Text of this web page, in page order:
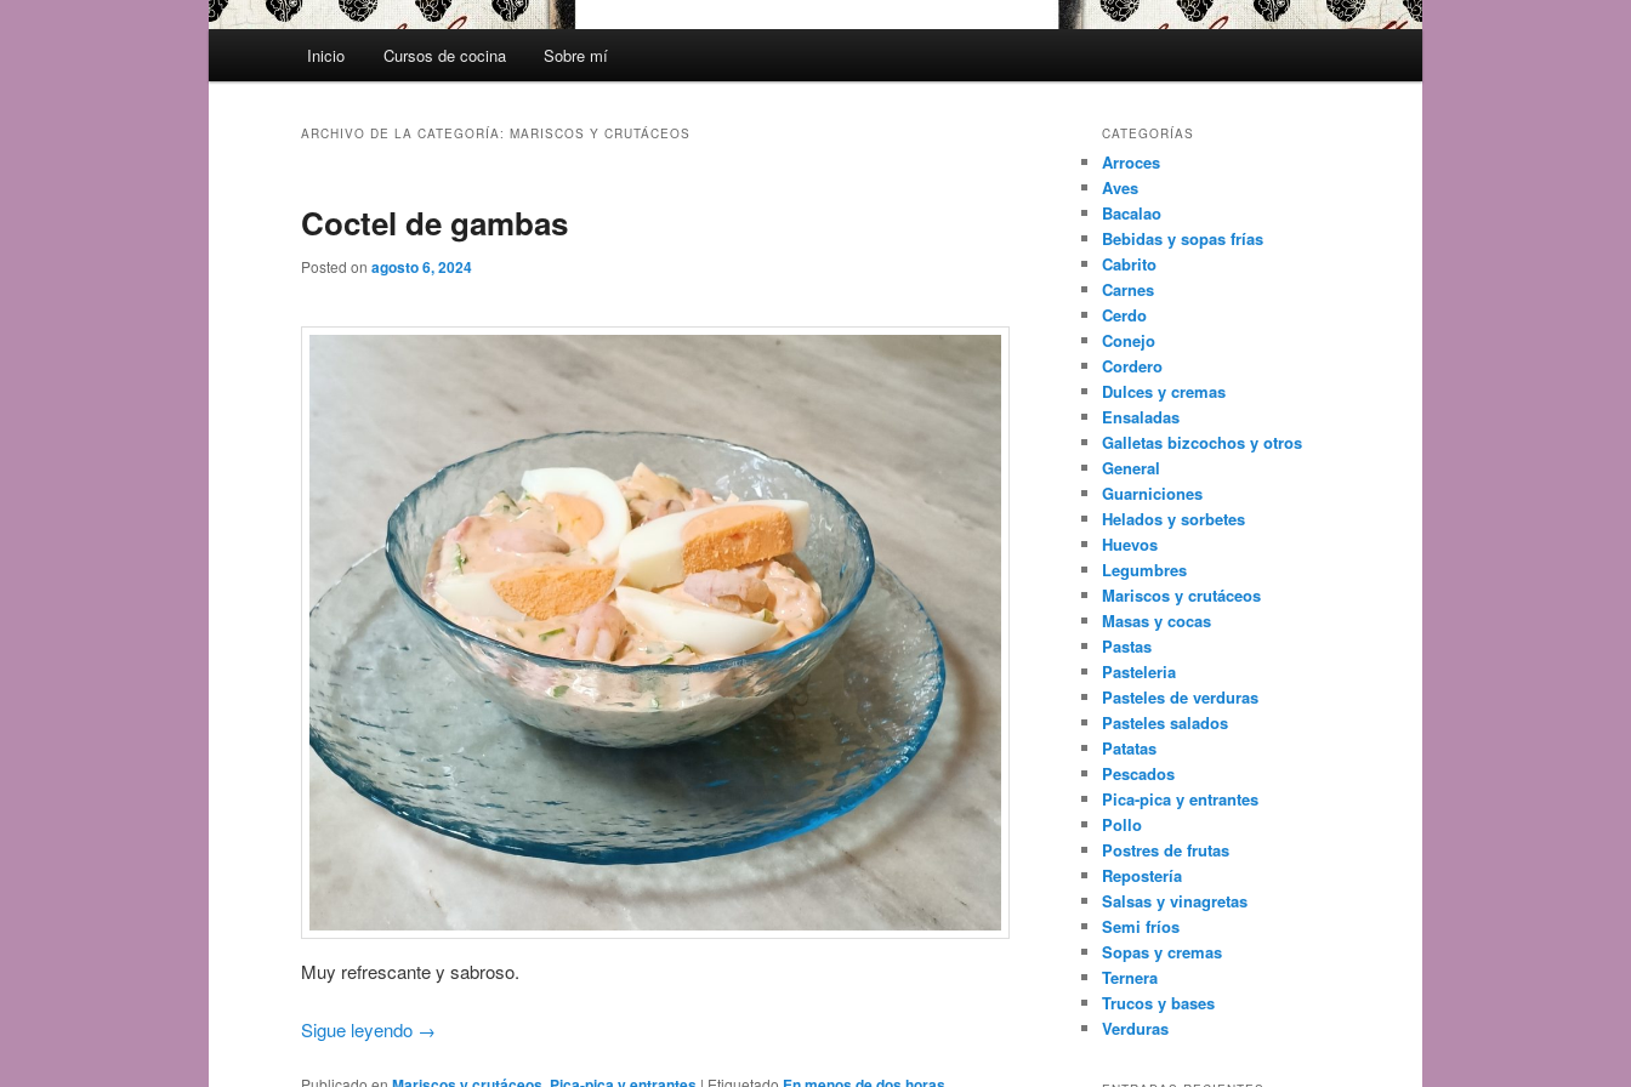
Inicio Cursos de cocina Sobre mí
ARCHIVO DE LA CATEGORÍA: MARISCOS Y CRUTÁCEOS
Coctel de gambas
Posted on agosto 6, 2024
Muy refrescante y sabroso.
Sigue leyendo →
CATEGORÍAS
Arroces
Aves
Bacalao
Bebidas y sopas frías
Cabrito
Carnes
Cerdo
Conejo
Cordero
Dulces y cremas
Ensaladas
Galletas bizcochos y otros
General
Guarniciones
Helados y sorbetes
Huevos
Legumbres
Mariscos y crutáceos
Masas y cocas
Pastas
Pasteleria
Pasteles de verduras
Pasteles salados
Patatas
Pescados
Pica-pica y entrantes
Pollo
Postres de frutas
Repostería
Salsas y vinagretas
Semi fríos
Sopas y cremas
Ternera
Trucos y bases
Verduras